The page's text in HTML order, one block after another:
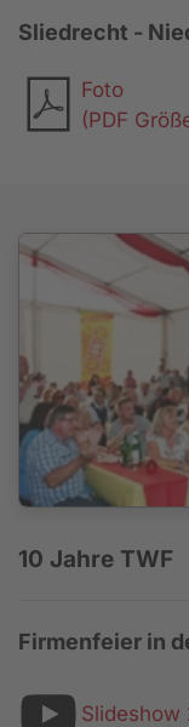
Sliedrecht -
Foto
(PDF
10 Jahre TWF
Firmenfeier in
Slideshow